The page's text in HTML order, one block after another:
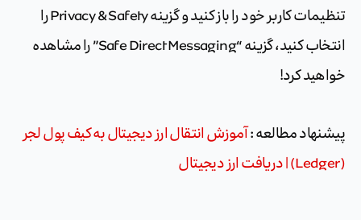
تنظیمات کاربر خود را باز کنید و گزینه Privacy & Safety را
انتخاب کنید، گزینه “Safe Direct Messaging” را مشاهده
خواهید کرد!
پیشنهاد مطالعه : آموزش انتقال ارز دیجیتال به کیف پول لجر
(Ledger) | دریافت ارز دیجیتال